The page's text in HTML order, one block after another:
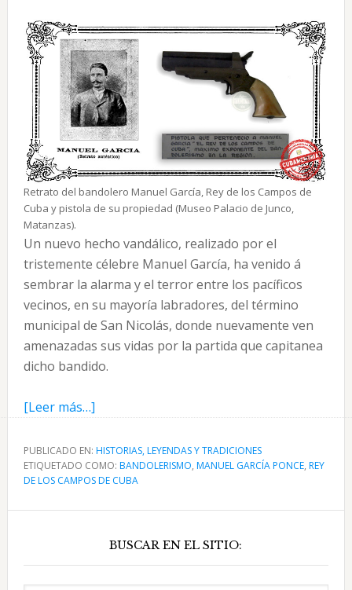
Retrato del bandolero Manuel García, Rey de los Campos de
Cuba y pistola de su propiedad (Museo Palacio de Junco,
Matanzas).
Un nuevo hecho vandálico, realizado por el
tristemente célebre Manuel García, ha venido á
sembrar la alarma y el terror entre los pacíficos
vecinos, en su mayoría labradores, del término
municipal de San Nicolás, donde nuevamente ven
amenazadas sus vidas por la partida que capitanea
dicho bandido.
[Leer más…]acerca
Manuel
García
y
el
Blás
PUBLICADO EN: HISTORIAS, LEYENDAS Y TRADICIONES
ETIQUETADO COMO: BANDOLERISMO, MANUEL GARCÍA PONCE, REY
DE LOS CAMPOS DE CUBA
principal
BUSCAR EN EL SITIO: